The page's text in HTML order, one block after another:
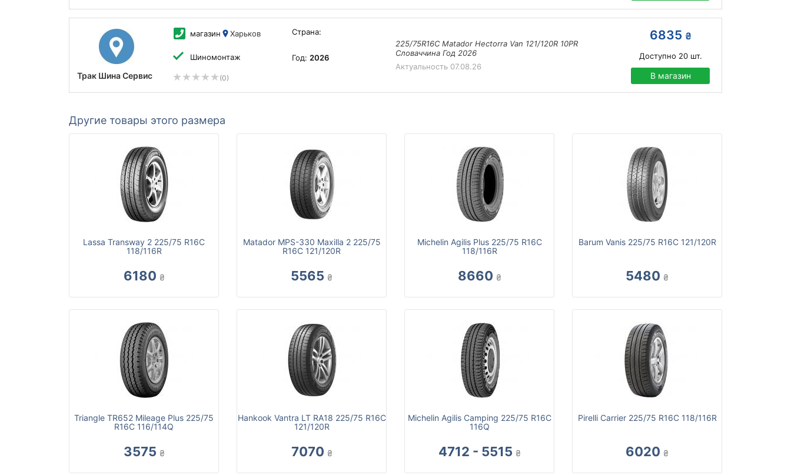
Трак Шина Сервис
магазин Харьков
Шиномонтаж
(0)
Страна:
Год: 2026
225/75R16C Matador Hectorra Van 121/120R 10PR
Словаччина Год 2026
Актуальность 07.08.26
6835 ₴
Доступно 20шт.
В магазин
Другие товары этого размера
Lassa Transway 2 225/75 R16C
118/116R
6180 ₴
Matador MPS-330 Maxilla 2 225/75
R16C 121/120R
5565 ₴
Michelin Agilis Plus 225/75 R16C
118/116R
8660 ₴
Barum Vanis 225/75 R16C 121/120R
5480 ₴
Triangle TR652 Mileage Plus 225/75
R16C 116/114Q
3575 ₴
Hankook Vantra LT RA18 225/75 R16C
121/120R
7070 ₴
Michelin Agilis Camping 225/75 R16C
116Q
4712 - 5515 ₴
Pirelli Carrier 225/75 R16C 118/116R
6020 ₴